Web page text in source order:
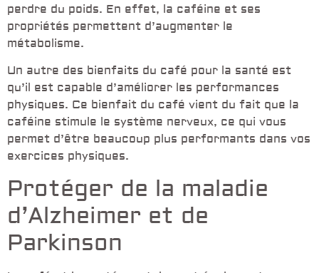
perdre du poids. En effet, la caféine et ses
propriétés permettent d’augmenter le
métabolisme.
Un autre des bienfaits du café pour la santé est
qu’il est capable d’améliorer les performances
physiques. Ce bienfait du café vient du fait que la
caféine stimule le système nerveux, ce qui vous
permet d’être beaucoup plus performants dans vos
exercices physiques.
Protéger de la maladie
d’Alzheimer et de
Parkinson